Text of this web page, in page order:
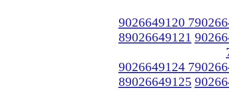
9026649120
89026649121
9026649124
89026649125